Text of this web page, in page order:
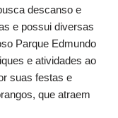
descanso e
e possui diversas
Parque Edmundo
e atividades ao
suas festas e
que atraem